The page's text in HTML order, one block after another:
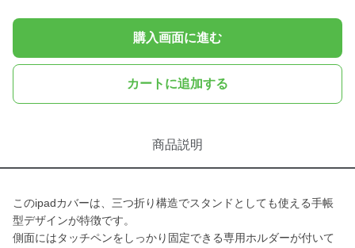
購入画面に進む
カートに追加する
商品説明
このipadカバーは、三つ折り構造でスタンドとしても使える手帳
型デザインが特徴です。
側面にはタッチペンをしっかり固定できる専用ホルダーが付いて